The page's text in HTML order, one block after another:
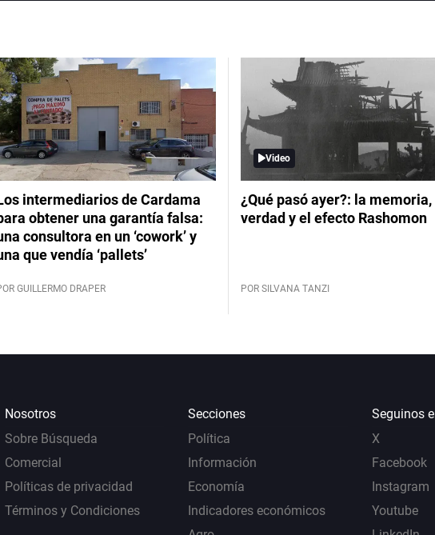
intermediarios de Cardama
obtener una garantía falsa:
consultora en un ‘cowork’ y
que vendía ‘pallets’
GUILLERMO DRAPER
Video
¿Qué pasó ayer?: la memoria,
verdad y el efecto Rashomon
POR SILVANA TANZI
Nosotros
Sobre Búsqueda
Comercial
Políticas de privacidad
Términos y Condiciones
Secciones
Política
Información
Economía
Indicadores económicos
Seguinos
X
Facebook
Instagram
Youtube